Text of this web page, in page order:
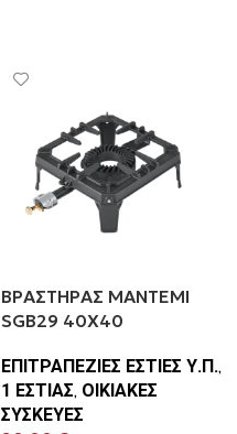
ΒΡΑΣΤΗΡΑΣ ΜΑΝΤΕΜΙ
SGB29 40Χ40
ΕΠΙΤΡΑΠΕΖΙΕΣ ΕΣΤΙΕΣ Υ.Π.,
1 ΕΣΤΙΑΣ, ΟΙΚΙΑΚΕΣ
ΣΥΣΚΕΥΕΣ